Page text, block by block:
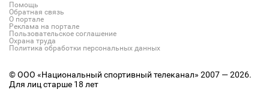
Помощь
Обратная связь
О портале
Реклама на портале
Пользовательское соглашение
Охрана труда
Политика обработки персональных данных
© ООО «Национальный спортивный телеканал» 2007 — 2026.
Для лиц старше 18 лет